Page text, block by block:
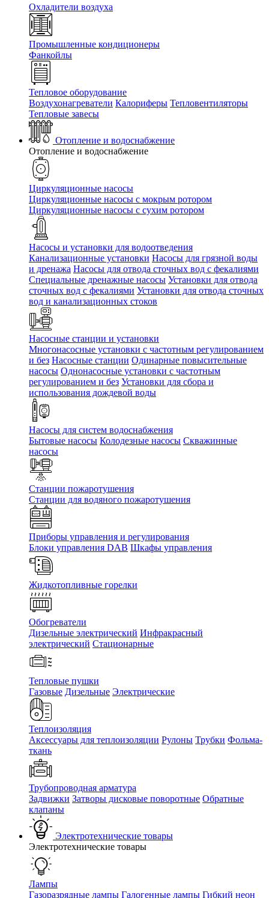
Охладители воздуха
Промышленные кондиционеры
Фанкойлы
Тепловое оборудование
Воздухонагреватели Калориферы Тепловентиляторы
Тепловые завесы
Отопление и водоснабжение
Отопление и водоснабжение
Циркуляционные насосы
Циркуляционные насосы с мокрым ротором
Циркуляционные насосы с сухим ротором
Насосы и установки для водоотведения
Канализационные установки Насосы для грязной воды
и дренажа Насосы для отвода сточных вод c фекалиями
Специальные дренажные насосы Установки для отвода
сточных вод c фекалиями Установки для отвода сточных
вод и канализационных стоков
Насосные станции и установки
Многонасосные установки с частотным регулированием
и без Насосные станции Одинарные повысительные
насосы Однонасосные установки с частотным
регулированием и без Установки для сбора и
использования дождевой воды
Насосы для систем водоснабжения
Бытовые насосы Колодезные насосы Скважинные
насосы
Станции пожаротушения
Станции для водяного пожаротушения
Приборы управления и регулирования
Блоки управления DAB Шкафы управления
Жидкотопливные горелки
Обогреватели
Дизельные электрический Инфракрасный
электрический Стационарные
Тепловые пушки
Газовые Дизельные Электрические
Теплоизоляция
Аксессуары для теплоизоляции Рулоны Трубки Фольма-
ткань
Трубопроводная арматура
Задвижки Затворы дисковые поворотные Обратные
клапаны
Электротехнические товары
Электротехнические товары
Лампы
Газоразрядные лампы Галогенные лампы Гибкий неон